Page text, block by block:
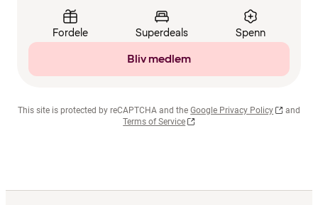
Fordele Superdeals Spenn
Bliv medlem
This site is protected by reCAPTCHA and the Google Privacy Policy
and
Terms of Service